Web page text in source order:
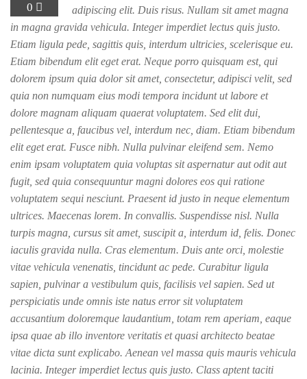
0
adipiscing elit. Duis risus. Nullam sit amet magna
in magna gravida vehicula. Integer imperdiet lectus quis justo.
Etiam ligula pede, sagittis quis, interdum ultricies, scelerisque eu.
Etiam bibendum elit eget erat. Neque porro quisquam est, qui
dolorem ipsum quia dolor sit amet, consectetur, adipisci velit, sed
quia non numquam eius modi tempora incidunt ut labore et
dolore magnam aliquam quaerat voluptatem. Sed elit dui,
pellentesque a, faucibus vel, interdum nec, diam. Etiam bibendum
elit eget erat. Fusce nibh. Nulla pulvinar eleifend sem. Nemo
enim ipsam voluptatem quia voluptas sit aspernatur aut odit aut
fugit, sed quia consequuntur magni dolores eos qui ratione
voluptatem sequi nesciunt. Praesent id justo in neque elementum
ultrices. Maecenas lorem. In convallis. Suspendisse nisl. Nulla
turpis magna, cursus sit amet, suscipit a, interdum id, felis. Donec
iaculis gravida nulla. Cras elementum. Duis ante orci, molestie
vitae vehicula venenatis, tincidunt ac pede. Curabitur ligula
sapien, pulvinar a vestibulum quis, facilisis vel sapien. Sed ut
perspiciatis unde omnis iste natus error sit voluptatem
accusantium doloremque laudantium, totam rem aperiam, eaque
ipsa quae ab illo inventore veritatis et quasi architecto beatae
vitae dicta sunt explicabo. Aenean vel massa quis mauris vehicula
lacinia. Integer imperdiet lectus quis justo. Class aptent taciti